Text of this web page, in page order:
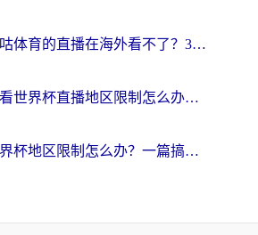
为什么咪咕体育的直播在海外看不了？3步解决海外看世界杯+抖音地区限制难题
海外电脑看世界杯直播地区限制怎么办？你需要一个聪明的加速器
海外看世界杯地区限制怎么办？一篇搞定咪咕视频播放+国内资源无缝访问指南